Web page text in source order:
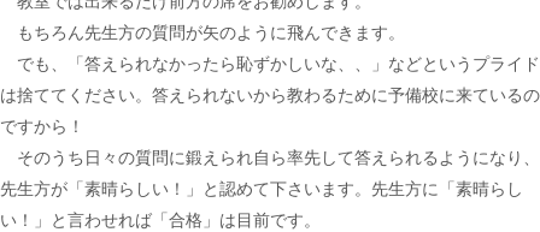
もちろん先生方の質問が矢のように飛んできます。
でも、「答えられなかったら恥ずかしいな、、」などというプライド
は捨ててください。答えられないから教わるために予備校に来ているの
ですから！
そのうち日々の質問に鍛えられ自ら率先して答えられるようになり、
先生方が「素晴らしい！」と認めて下さいます。先生方に「素晴らし
い！」と言わせれば「合格」は目前です。